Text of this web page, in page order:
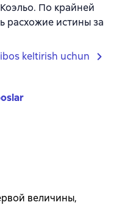
По крайней
расхожие истины за
keltirish uchun
величины,